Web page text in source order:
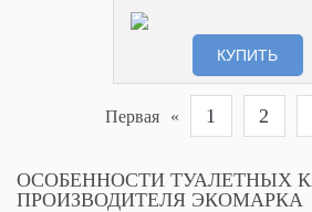
КУПИТЬ
Первая « 1 2
ОСОБЕННОСТИ ТУАЛЕТНЫХ
ПРОИЗВОДИТЕЛЯ ЭКОМАРКА